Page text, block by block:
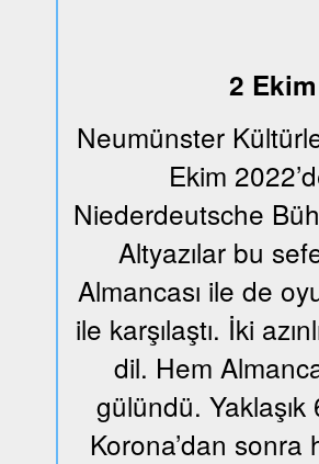
2
Neumünster
Ekim
Niederdeutsche
Altyazılar bu
Almancası ile de
ile karşılaştı. İki
dil. Hem
gülündü. Yaklaşık
Korona’dan